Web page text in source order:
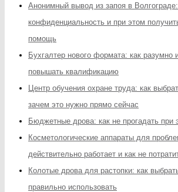
Анонимный вывод из запоя в Волгограде:
конфиденциальность и при этом
помощь
Бухгалтер нового формата: как разумно
повышать квалификацию
Центр обучения охране труда: как
зачем это нужно прямо сейчас
Бюджетные дрова: как не прогадать при
Косметологические аппараты для
действительно работает и как не
Колотые дрова для растопки: как
правильно использовать